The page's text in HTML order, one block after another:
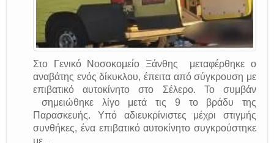
Στο Γενικό Νοσοκομείο Ξάνθης μεταφέρθηκε ο
αναβάτης ενός δίκυκλου, έπειτα από σύγκρουση με
επιβατικό αυτοκίνητο στο Σέλερο. Το συμβάν
σημειώθηκε λίγο μετά τις 9 το βράδυ της
Παρασκευής. Υπό αδιευκρίνιστες μέχρι στιγμής
συνθήκες, ένα επιβατικό αυτοκίνητο συγκρούστηκε